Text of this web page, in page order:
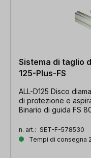
Sistema di taglio
125-Plus-FS
ALL-D125 Disco
di protezione e
Binario di guida FS
n. art.: SET-F-578530
Tempi di consegna